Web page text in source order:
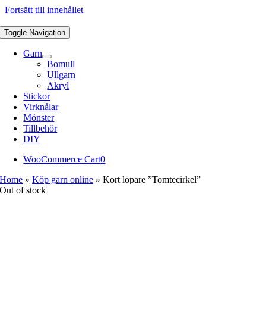
Fortsätt till innehållet
Toggle Navigation
Garn
Bomull
Ullgarn
Akryl
Stickor
Virknålar
Mönster
Tillbehör
DIY
WooCommerce Cart0
Home »Köp garn online »Kort löpare ”Tomtecirkel”
Out of stock